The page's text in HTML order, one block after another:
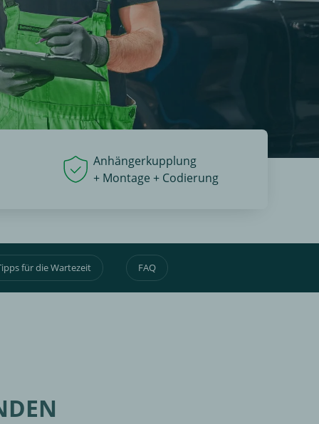
Anhängerkupplung
+ Montage + Codierung
für die Wartezeit FAQ